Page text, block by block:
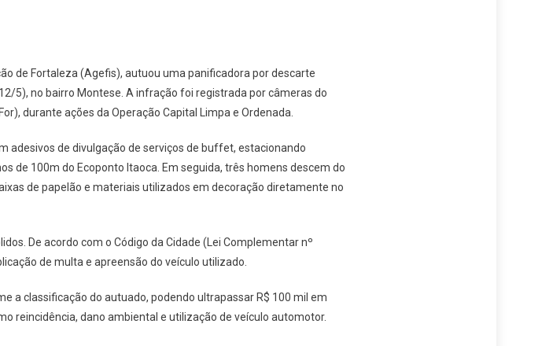
de Fortaleza (Agefis), autuou uma panificadora por descarte
5), no bairro Montese. A infração foi registrada por câmeras do
durante ações da Operação Capital Limpa e Ordenada.
adesivos de divulgação de serviços de buffet, estacionando
de 100m do Ecoponto Itaoca. Em seguida, três homens descem do
de papelão e materiais utilizados em decoração diretamente no
De acordo com o Código da Cidade (Lei Complementar nº
de multa e apreensão do veículo utilizado.
a classificação do autuado, podendo ultrapassar R$ 100 mil em
reincidência, dano ambiental e utilização de veículo automotor.